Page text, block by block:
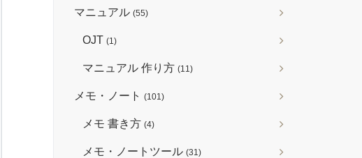
マニュアル (55)
OJT (1)
マニュアル 作り方 (11)
メモ・ノート (101)
メモ 書き方 (4)
メモ・ノートツール (31)